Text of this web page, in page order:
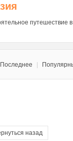
путешествие
Последнее
назад